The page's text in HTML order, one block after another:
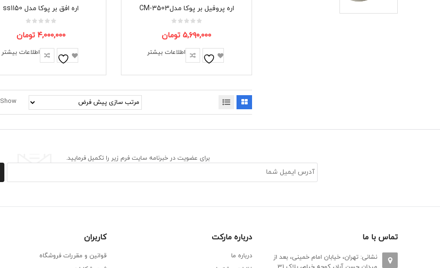
اره پروفیل بر پوکا مدلCM-3503
۵,۶۹۰,۰۰۰ تومان
اطلاعات بیشتر
اره افق بر پوکا مدل ss1150
۴,۰۰۰,۰۰۰ تومان
اطلاعات بیشتر
Show
برای عضویت در خبرنامه سایت فرم زیر را تکمیل فرمایید.
تماس با ما
نشانی: تهران، خیابان امام خمینی، بعد از
درباره مارکت
درباره ما
کاربران
قوانین و مقررات فروشگاه